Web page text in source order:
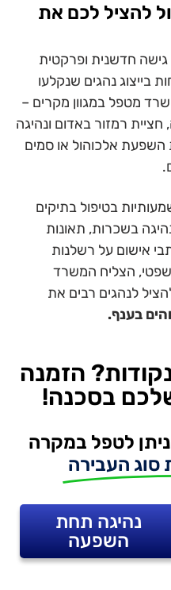
להציל לכם את
גישה חדשנית ופרקטית
בייצוג נהגים שנקלעו
מטפל במגוון מקרים –
רמזור באדום ונהיגה
השפעת אלכוהול או סמים
בטיפול בתיקים
בשכרות, תאונות
אישום על רשלנות
הצליח המשרד
לנהגים רבים את
בענף.
הזמנה
שלכם בסכנה!
לטפל במקרה
סוג העבירה
נהיגה תחת
השפעה